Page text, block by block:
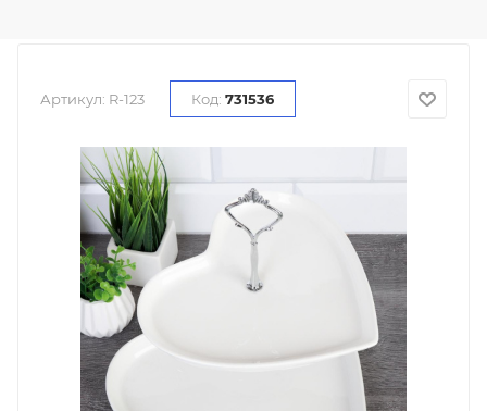
Артикул: R-123 Код: 731536